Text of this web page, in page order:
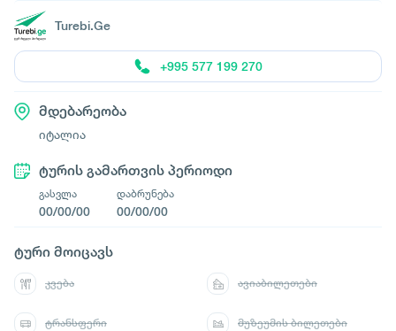
Turebi.Ge
+995 577 199 270
მდებარეობა
იტალია
ტურის გამართვის პერიოდი
გასვლა
00/00/00
დაბრუნება
00/00/00
ტური მოიცავს
კვება ავიაბილეთები
ტრანსფერი მუზეუმის ბილეთები